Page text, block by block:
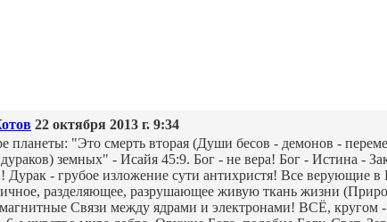
22 октября 2013 г. 9:34
планеты: "Это смерть вторая (Души бесов - демонов -
земных" - Исайя 45:9. Бог - не вера! Бог - Истина -
- грубое изложение сути антихристя! Все верующие
разделяющее, разрушающее живую ткань жизни
Связи между ядрами и электронами! ВСЁ,